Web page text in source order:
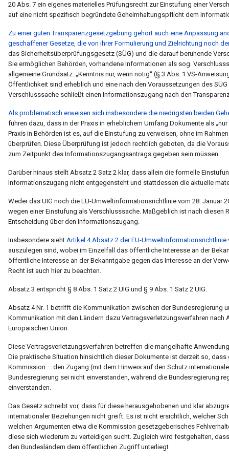
20 Abs. 7 ein eigenes materielles Prüfungsrecht zur Einstufung einer
auf eine nicht spezifisch begründete Geheimhaltungspflicht dem
Zu einer guten Transparenzgesetzgebung gehört auch eine Anpassung
geschaffener Gesetze, die von ihrer Formulierung und Zielrichtung noch
das Sicherheitsüberprüfungsgesetz (SÜG) und die darauf beruhende
Sie ermöglichen Behörden, vorhandene Informationen als sog.
allgemeine Grundsatz: „Kenntnis nur, wenn nötig“ (§ 3 Abs. 1 VS-
Öffentlichkeit sind erheblich und eine nach den Voraussetzungen des
Verschlusssache schließt einen Informationszugang nach den
Als problematisch erweisen sich insbesondere die niedrigsten beiden
führen dazu, dass in der Praxis in erheblichem Umfang Dokumente als
Praxis in Behörden ist es, auf die Einstufung zu verweisen, ohne im
überprüfen. Diese Überprüfung ist jedoch rechtlich geboten, da die
zum Zeitpunkt des Informationszugangsantrags gegeben sein müssen.
Darüber hinaus stellt Absatz 2 Satz 2 klar, dass allein die formelle
Informationszugang nicht entgegensteht und stattdessen die aktuelle
Weder das UIG noch die EU-Umweltinformationsrichtlinie vom 28. Januar
wegen einer Einstufung als Verschlusssache. Maßgeblich ist nach diesen
Entscheidung über den Informationszugang.
Insbesondere sieht Artikel 4 Absatz 2 der EU-Umweltinformationsrichtlinie
auszulegen sind, wobei im Einzelfall das öffentliche Interesse an der
öffentliche Interesse an der Bekanntgabe gegen das Interesse an der
Recht ist auch hier zu beachten.
Absatz 3 entspricht § 8 Abs. 1 Satz 2 UIG und § 9 Abs. 1 Satz 2 UIG.
Absatz 4 Nr. 1 betrifft die Kommunikation zwischen der Bundesregierung
Kommunikation mit den Ländern dazu Vertragsverletzungsverfahren
Europäischen Union.
Diese Vertragsverletzungsverfahren betreffen die mangelhafte
Die praktische Situation hinsichtlich dieser Dokumente ist derzeit so,
Kommission – den Zugang (mit dem Hinweis auf den Schutz
Bundesregierung sei nicht einverstanden, während die Bundesregierung
einverstanden.
Das Gesetz schreibt vor, dass für diese herausgehobenen und klar
internationaler Beziehungen nicht greift. Es ist nicht ersichtlich, welcher
welchen Argumenten etwa die Kommission gesetzgeberisches
diese sich wiederum zu verteidigen sucht. Zugleich wird festgehalten,
den Bundesländern dem öffentlichen Zugriff unterliegt